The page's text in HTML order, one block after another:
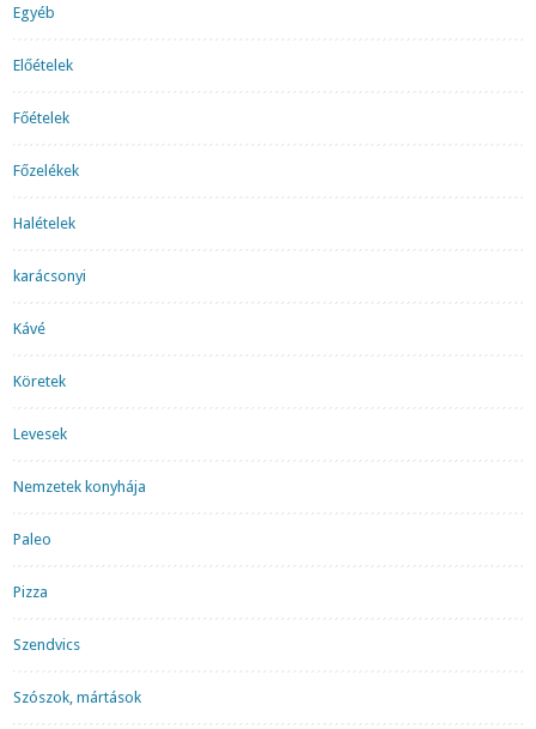
Egyéb
Előételek
Főételek
Főzelékek
Halételek
karácsonyi
Kávé
Köretek
Levesek
Nemzetek konyhája
Paleo
Pizza
Szendvics
Szószok, mártások